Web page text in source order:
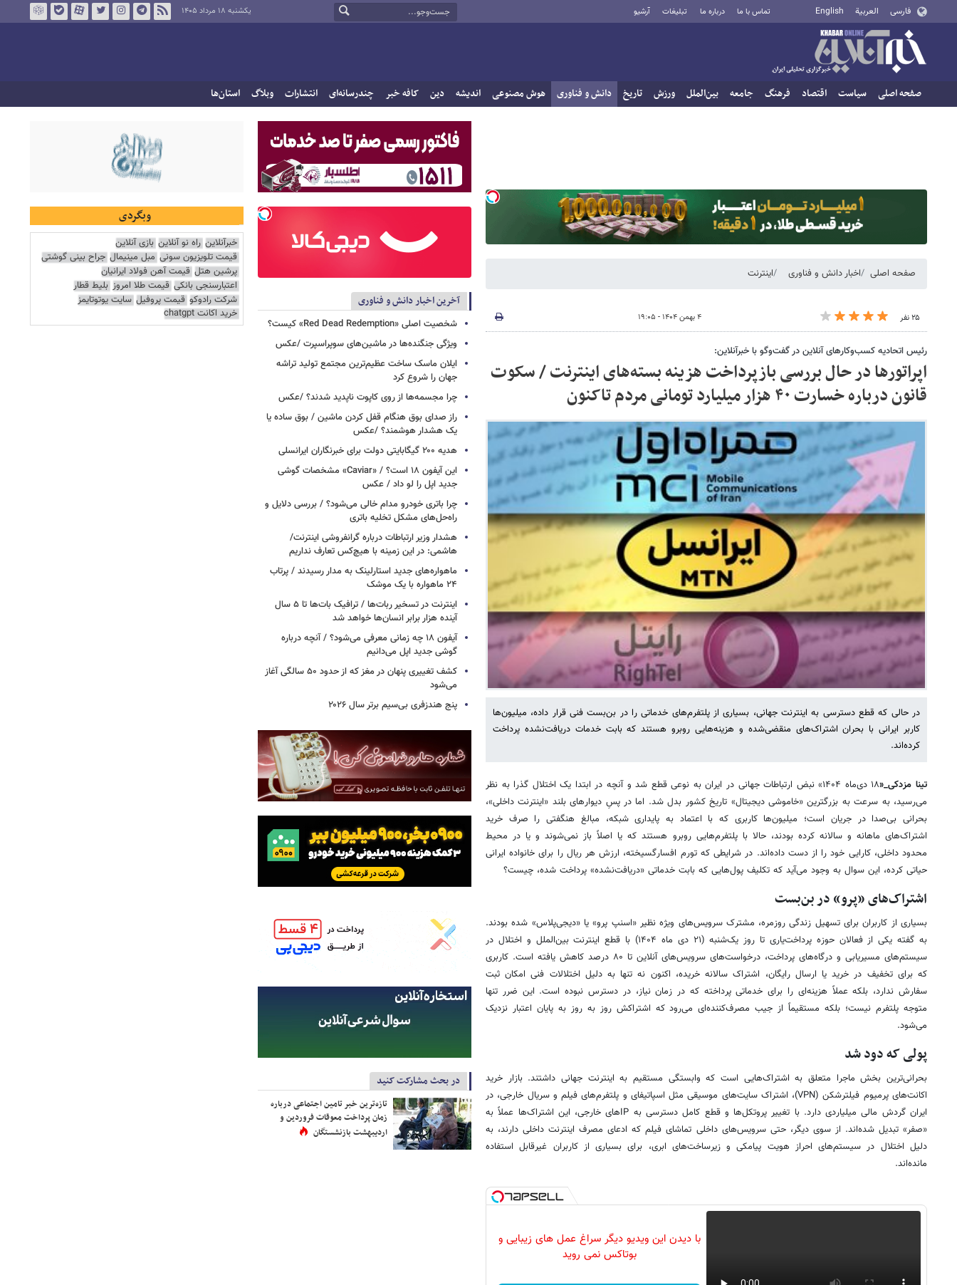
فارسی العربية English تماس با ما درباره ما تبلیغات آرشیو یکشنبه ۱۸ مرداد ۱۴۰۵
صفحه اصلی سیاست اقتصاد فرهنگ جامعه بین‌الملل ورزش تاریخ دانش و فناوری هوش مصنوعی اندیشه دین کافه خبر چندرسانه‌ای انتشارات وبلاگ استان‌ها
صفحه اصلی اخبار دانش و فناوری اینترنت
۲۵ نفر ۴ بهمن ۱۴۰۴ - ۱۹:۰۵
رئیس اتحادیه کسب‌وکارهای آنلاین در گفت‌وگو با خبرآنلاین:
اپراتورها در حال بررسی بازپرداخت هزینه‌ بسته‌های اینترنت / سکوت
قانون درباره خسارت ۴۰ هزار میلیارد تومانی مردم تاکنون
در حالی که قطع دسترسی به اینترنت جهانی، بسیاری از پلتفرم‌های خدماتی را در بن‌بست فنی قرار داده، میلیون‌ها
کاربر ایرانی با بحران اشتراک‌های منقضی‌شده و هزینه‌هایی روبرو هستند که بابت خدمات دریافت‌نشده پرداخت
کرده‌اند.
تینا مزدکی_«
۱۸ دی‌ماه ۱۴۰۴» نبض ارتباطات جهانی در ایران به نوعی قطع شد و آنچه در ابتدا یک اختلال گذرا به نظر
می‌رسید، به سرعت به بزرگترین «خاموشی دیجیتال» تاریخ کشور بدل شد. اما در پسِ دیوارهای بلند «اینترنت داخلی»،
بحرانی بی‌صدا در جریان است؛ میلیون‌ها کاربری که با اعتماد به پایداری شبکه، مبالغ هنگفتی را صرف خرید
اشتراک‌های ماهانه و سالانه کرده بودند، حالا با پلتفرم‌هایی روبرو هستند که یا اصلاً باز نمی‌شوند و یا در محیط
محدود داخلی، کارایی خود را از دست داده‌اند. در شرایطی که تورم افسارگسیخته، ارزش هر ریال را برای خانواده ایرانی
حیاتی کرده، این سوال به وجود می‌آید که تکلیف پول‌هایی که بابت خدماتی «دریافت‌نشده» پرداخت شده، چیست؟
اشتراک‌های «پرو» در بن‌بست
بسیاری از کاربران برای تسهیل زندگی روزمره، مشترک سرویس‌های ویژه نظیر «اسنپ‌ پرو» یا «دیجی‌پلاس» شده بودند.
به گفته یکی از فعالان حوزه پرداخت‌یاری تا روز یک‌شنبه (۲۱ دی ماه ۱۴۰۴) با قطع اینترنت بین‌الملل و اختلال در
سیستم‌های مسیریابی و درگاه‌های پرداخت، درخواست‌های سرویس‌های آنلاین تا ۸۰ درصد کاهش یافته است. کاربری
که برای تخفیف در خرید یا ارسال رایگان، اشتراک سالانه خریده، اکنون نه تنها به دلیل اختلالات فنی امکان ثبت
سفارش ندارد، بلکه عملاً هزینه‌ای را برای خدماتی پرداخته که در زمان نیاز، در دسترس نبوده است. این ضرر تنها
متوجه پلتفرم نیست؛ بلکه مستقیماً از جیب مصرف‌کننده‌ای می‌رود که اشتراکش روز به روز به پایان اعتبار نزدیک
می‌شود.
پولی که دود شد
بحرانی‌ترین بخش ماجرا متعلق به اشتراک‌هایی است که وابستگی مستقیم به اینترنت جهانی داشتند. بازار خرید
اکانت‌های پرمیوم فیلترشکن (VPN)، اشتراک سایت‌های موسیقی مثل اسپاتیفای و پلتفرم‌های فیلم و سریال خارجی، در
ایران گردش مالی میلیاردی دارد. با تغییر پروتکل‌ها و قطع کامل دسترسی به IPهای خارجی، این اشتراک‌ها عملاً به
«صفر» تبدیل شده‌اند. از سوی دیگر، حتی سرویس‌های داخلی تماشای فیلم که ادعای مصرف اینترنت داخلی دارند، به
دلیل اختلال در سیستم‌های احراز هویت پیامکی و زیرساخت‌های ابری، برای بسیاری از کاربران غیرقابل استفاده
مانده‌اند.
با دیدن این ویدیو دیگر سراغ عمل های زیبایی و
بوتاکس نمی روید
آخرین اخبار دانش و فناوری
شخصیت اصلی «Red Dead Redemption» کیست؟
ویژگی جنگنده‌ها در ماشین‌های سوپراسپرت /عکس
ایلان ماسک ساخت عظیم‌ترین مجتمع تولید تراشه
جهان را شروع کرد
چرا مجسمه‌ها از روی کاپوت‌ ناپدید شدند؟ /عکس
راز صدای بوق هنگام قفل کردن ماشین / بوق ساده یا
یک هشدار هوشمند؟ /عکس
هدیه ۲۰۰ گیگابایتی دولت برای خبرنگاران ایرانسلی
این آیفون ۱۸ است؟ / «Caviar» مشخصات گوشی
جدید اپل را لو داد / عکس
چرا باتری خودرو مدام خالی می‌شود؟ / بررسی دلایل و
راه‌حل‌های مشکل تخلیه باتری
هشدار وزیر ارتباطات درباره گرانفروشی اینترنت/
هاشمی: در این زمینه با هیچ‌کس تعارف نداریم
ماهواره‌های جدید استارلینک به مدار رسیدند / پرتاب
۲۴ ماهواره با یک موشک
اینترنت در تسخیر ربات‌ها / ترافیک بات‌ها تا ۵ سال
آینده هزار برابر انسان‌ها خواهد شد
آیفون ۱۸ چه زمانی معرفی می‌شود؟ / آنچه درباره
گوشی جدید اپل می‌دانیم
کشف تغییری پنهان در مغز که از حدود ۵۰ سالگی آغاز
می‌شود
پنج هندزفری بی‌سیم برتر سال ۲۰۲۶
در بحث مشارکت کنید
تازه‌ترین خبر تامین اجتماعی درباره
زمان پرداخت معوقات فروردین و
اردیبهشت بازنشستگان
وبگردی
خبرآنلاین راه نو آنلاین بازی آنلاین
قیمت تلویزیون سونی مبل مینیمال جراح بینی گوشتی
پرشین هتل قیمت آهن فولاد ایرانیان
اعتبارسنجی بانکی قیمت طلا امروز بلیط قطار
شرکت رادوکو قیمت پروفیل سایت یوتوتایمز
خرید اکانت chatgpt